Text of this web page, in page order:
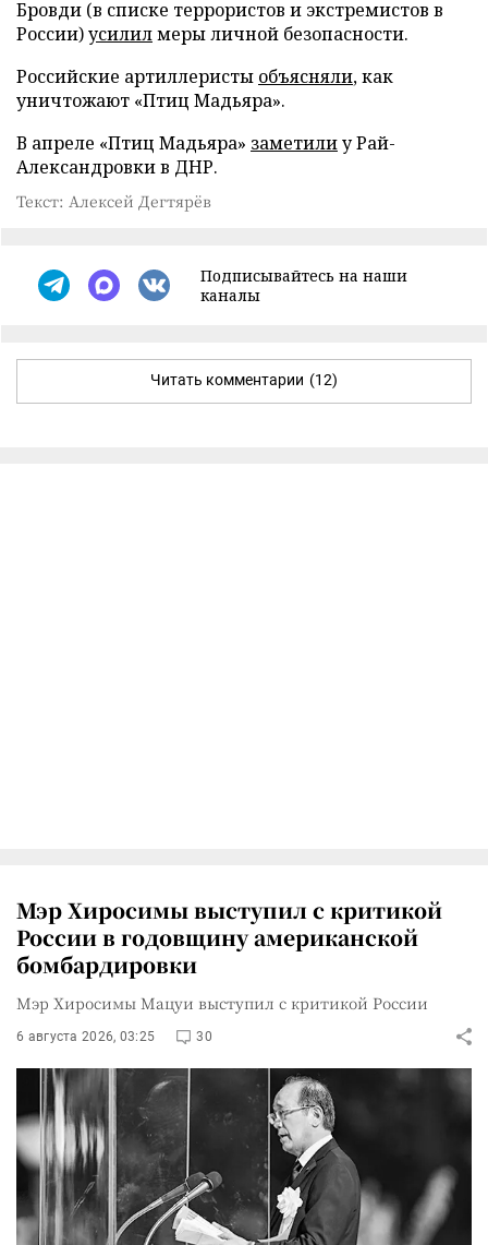
Бровди (в списке террористов и экстремистов в
России)усилилмеры личной безопасности.
Российские артиллеристы объясняли, как
уничтожают «Птиц Мадьяра».
В апреле «Птиц Мадьяра» заметилиу Рай-
Александровки в ДНР.
Текст: Алексей Дегтярёв
Подписывайтесь на наши
каналы
Читать комментарии (12)
Мэр Хиросимы выступил с критикой
России в годовщину американской
бомбардировки
Мэр Хиросимы Мацуи выступил с критикой России
6 августа 2026, 03:25 30